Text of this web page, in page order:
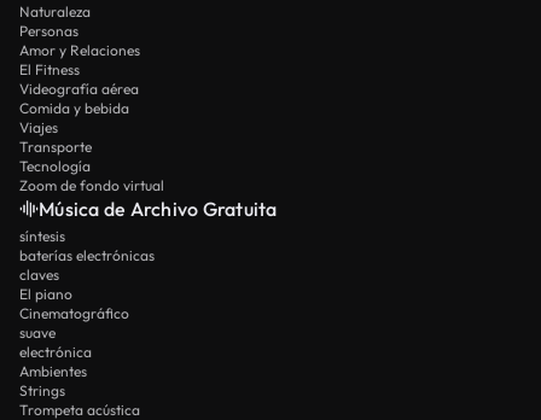
Naturaleza
Personas
Amor y Relaciones
El Fitness
Videografía aérea
Comida y bebida
Viajes
Transporte
Tecnología
Zoom de fondo virtual
Música de Archivo Gratuita
síntesis
baterías electrónicas
claves
El piano
Cinematográfico
suave
electrónica
Ambientes
Strings
Trompeta acústica